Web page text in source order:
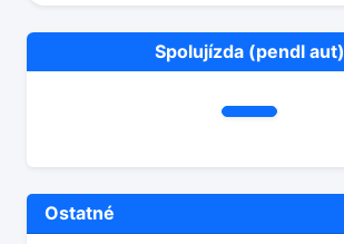
Spolujízda (pendl aut)
Ostatné